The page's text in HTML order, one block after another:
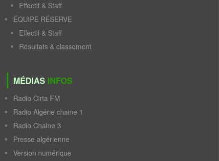
Effectif & Staff
ÉQUIPE RÉSERVE
Effectif & Staff
Résultats & classement
MÉDIAS INFOS
Radio Cirta FM
Radio Algérie chaine 1
Radio Chaine 3
Presse algérienne
Version numérique